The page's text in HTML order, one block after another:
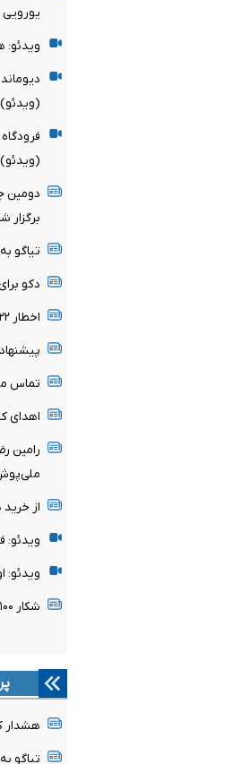
یورویی
ویدئو:
(ویدئو)
(ویدئو)
دومین
برگزار
تیاگو
دکو
اخطار ۲۲ میلیونی رئال مادرید به ستاره برزیلی
پیشنهاد ۵۵ میلیون پوندی برای ستاره سیتی
تماس
اهدای
رامین
از
ویدئو:
ویدئو:
شکار ۱۰۰ میلیونی پدیده ساحل‌عاجی توسط رئال مادرید
هشدار
تیاگو